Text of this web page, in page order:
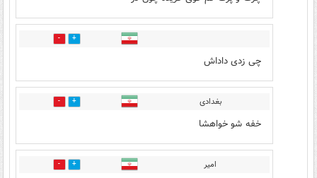
4
چی زدی داداش
بغدادی 3
خفه شو خواهشا
امیر 3